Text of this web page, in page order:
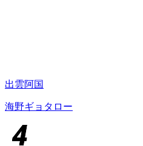
出雲阿国
海野ギョタロー